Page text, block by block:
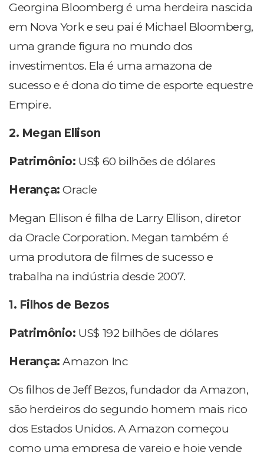
Georgina Bloomberg é uma herdeira nascida
em Nova York e seu pai é Michael Bloomberg,
uma grande figura no mundo dos
investimentos. Ela é uma amazona de
sucesso e é dona do time de esporte equestre
Empire.
2. Megan Ellison
Patrimônio: US$ 60 bilhões de dólares
Herança:Oracle
Megan Ellison é filha de Larry Ellison, diretor
da Oracle Corporation. Megan também é
uma produtora de filmes de sucesso e
trabalha na indústria desde 2007.
1. Filhos de Bezos
Patrimônio: US$ 192 bilhões de dólares
Herança:Amazon Inc
Os filhos de Jeff Bezos, fundador da Amazon,
são herdeiros do segundo homem mais rico
dos Estados Unidos. A Amazon começou
como uma empresa de varejo e hoje vende